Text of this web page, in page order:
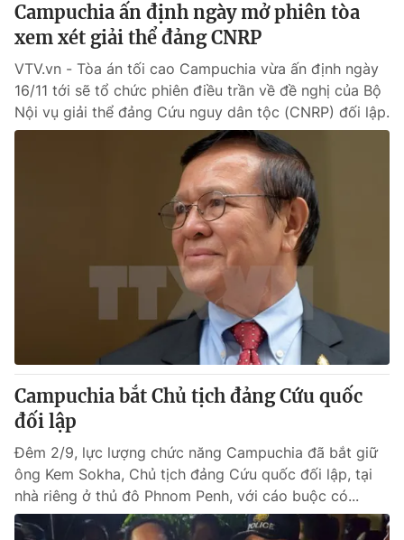
Campuchia ấn định ngày mở phiên tòa
xem xét giải thể đảng CNRP
VTV.vn - Tòa án tối cao Campuchia vừa ấn định ngày
16/11 tới sẽ tổ chức phiên điều trần về đề nghị của Bộ
Nội vụ giải thể đảng Cứu nguy dân tộc (CNRP) đối lập.
Campuchia bắt Chủ tịch đảng Cứu quốc
đối lập
Đêm 2/9, lực lượng chức năng Campuchia đã bắt giữ
ông Kem Sokha, Chủ tịch đảng Cứu quốc đối lập, tại
nhà riêng ở thủ đô Phnom Penh, với cáo buộc có...